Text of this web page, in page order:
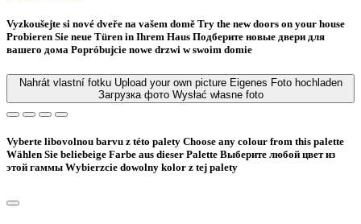
Vyzkoušejte si nové dveře na vašem domě Try the new doors on your house
Probieren Sie neue Türen in Ihrem Haus Подберите новые двери для
вашего дома Popróbujcie nowe drzwi w swoim domie
Nahrát vlastní fotku Upload your own picture Eigenes Foto hochladen
Загрузка фото Wysłać własne foto
Vyberte libovolnou barvu z této palety Choose any colour from this palette
Wählen Sie beliebeige Farbe aus dieser Palette Bыберите любой цвет из
этой гаммы Wybierzcie dowolny kolor z tej palety